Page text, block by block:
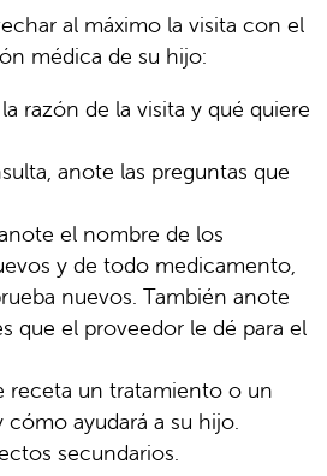
al máximo la visita con el
médica de su hijo:
razón de la visita y qué quiere
anote las preguntas que
el nombre de los
y de todo medicamento,
nuevos. También anote
que el proveedor le dé para el
receta un tratamiento o un
ayudará a su hijo.
secundarios.